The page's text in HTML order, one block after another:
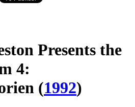
Presents the
4:
(1992)